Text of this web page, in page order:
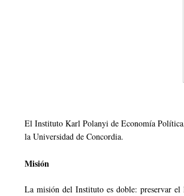
El Instituto Karl Polanyi de Economía
la Universidad de Concordia.
Misión
La misión del Instituto es doble: preservar